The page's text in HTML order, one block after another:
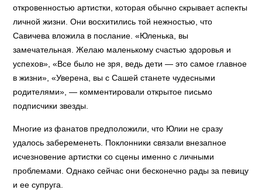
откровенностью артистки, которая обычно скрывает аспекты
личной жизни. Они восхитились той нежностью, что
Савичева вложила в послание. «Юленька, вы
замечательная. Желаю маленькому счастью здоровья и
успехов», «Все было не зря, ведь дети — это самое главное
в жизни», «Уверена, вы с Сашей станете чудесными
родителями», — комментировали открытое письмо
подписчики звезды.
Многие из фанатов предположили, что Юлии не сразу
удалось забеременеть. Поклонники связали внезапное
исчезновение артистки со сцены именно с личными
проблемами. Однако сейчас они бесконечно рады за певицу
и ее супруга.